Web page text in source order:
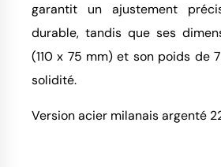
garantit un ajustement
durable, tandis que ses
(110 x 75 mm) et son poids de
solidité.
Version acier milanais argenté